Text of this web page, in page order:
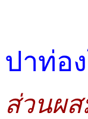
ปาท่อ
ส่วนผ